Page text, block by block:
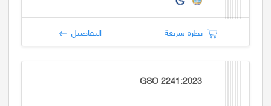
نظرة سريعة التفاصيل
GSO 2241:2023